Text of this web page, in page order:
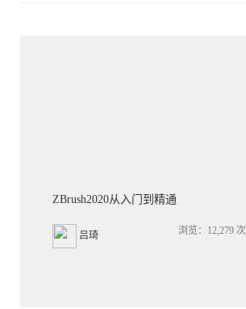
ZBrush2020从入门到精通
吕琦 浏览：12,279 次